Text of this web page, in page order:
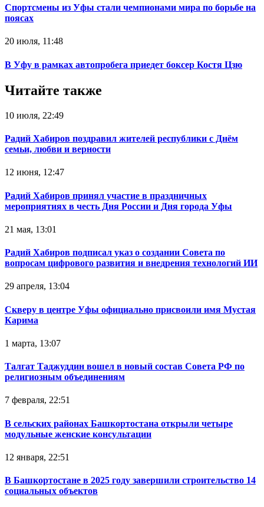
Спортсмены из Уфы стали чемпионами мира по борьбе на
поясах‍
20 июля, 11:48
В Уфу в рамках автопробега приедет боксер Костя Цзю‍
Читайте также
10 июля, 22:49
Радий Хабиров поздравил жителей республики с Днём
семьи, любви и верности
12 июня, 12:47
Радий Хабиров принял участие в праздничных
мероприятиях в честь Дня России и Дня города Уфы
21 мая, 13:01
Радий Хабиров подписал указ о создании Совета по
вопросам цифрового развития и внедрения технологий ИИ
29 апреля, 13:04
Скверу в центре Уфы официально присвоили имя Мустая
Карима
1 марта, 13:07
Талгат Таджуддин вошел в новый состав Совета РФ по
религиозным объединениям
7 февраля, 22:51
В сельских районах Башкортостана открыли четыре
модульные женские консультации
12 января, 22:51
В Башкортостане в 2025 году завершили строительство 14
социальных объектов